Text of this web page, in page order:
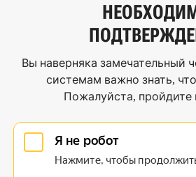
Вы наверняка замечательный
системам важно знать,
Пожалуйста, пройдите